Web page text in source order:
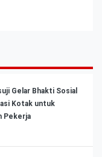
Gelar Bhakti Sosial
Kotak untuk
Pekerja